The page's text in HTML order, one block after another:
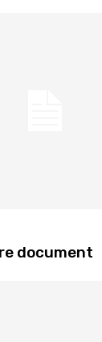
document